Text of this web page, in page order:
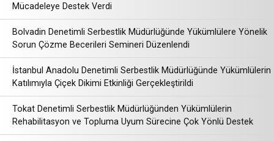
Mücadeleye Destek Verdi
Bolvadin Denetimli Serbestlik Müdürlüğünde Yükümlülere Yönelik
Sorun Çözme Becerileri Semineri Düzenlendi
İstanbul Anadolu Denetimli Serbestlik Müdürlüğünde Yükümlülerin
Katılımıyla Çiçek Dikimi Etkinliği Gerçekleştirildi
Tokat Denetimli Serbestlik Müdürlüğünden Yükümlülerin
Rehabilitasyon ve Topluma Uyum Sürecine Çok Yönlü Destek